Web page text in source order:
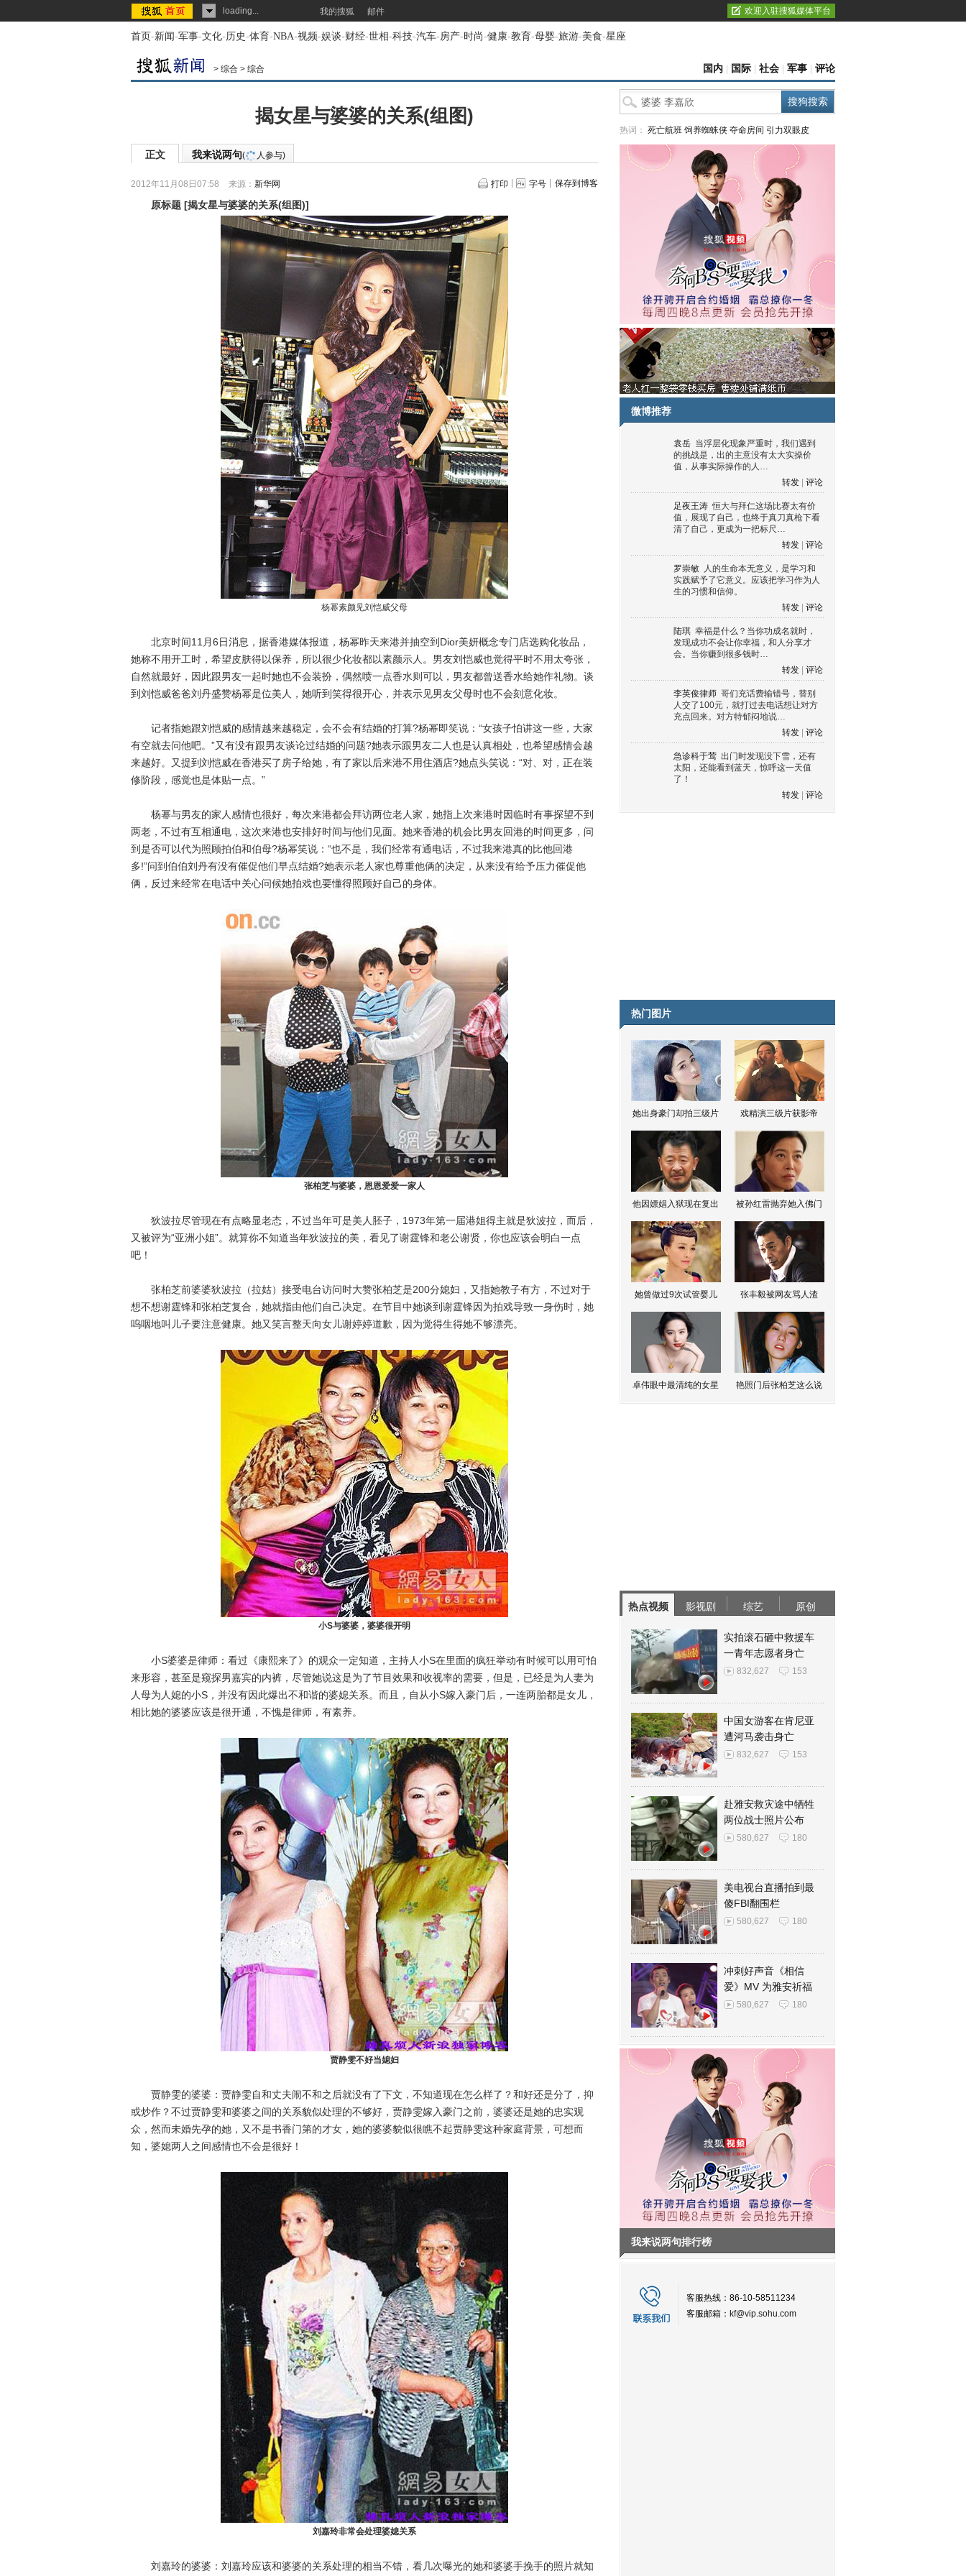
loading... 我的搜狐 邮件 欢迎入驻搜狐媒体平台
首页-新闻-军事-文化-历史-体育-NBA-视频-娱谈-财经-世相-科技-汽车-房产-时尚-健康-教育-母婴-旅游-美食-星座
> 综合 > 综合 国内 国际 社会 军事 评论
揭女星与婆婆的关系(组图)
正文 我来说两句( 人参与)
2012年11月08日07:58 来源： 新华网 打印 字号 保存到博客
原标题 [揭女星与婆婆的关系(组图)]
杨幂素颜见刘恺威父母
北京时间11月6日消息，据香港媒体报道，杨幂昨天来港并抽空到Dior美妍概念专门店选购化妆品，
她称不用开工时，希望皮肤得以保养，所以很少化妆都以素颜示人。男友刘恺威也觉得平时不用太夸张，
自然就最好，因此跟男友一起时她也不会装扮，偶然喷一点香水则可以，男友都曾送香水给她作礼物。谈
到刘恺威爸爸刘丹盛赞杨幂是位美人，她听到笑得很开心，并表示见男友父母时也不会刻意化妆。
记者指她跟刘恺威的感情越来越稳定，会不会有结婚的打算?杨幂即笑说：“女孩子怕讲这一些，大家
有空就去问他吧。”又有没有跟男友谈论过结婚的问题?她表示跟男友二人也是认真相处，也希望感情会越
来越好。又提到刘恺威在香港买了房子给她，有了家以后来港不用住酒店?她点头笑说：“对、对，正在装
修阶段，感觉也是体贴一点。”
杨幂与男友的家人感情也很好，每次来港都会拜访两位老人家，她指上次来港时因临时有事探望不到
两老，不过有互相通电，这次来港也安排好时间与他们见面。她来香港的机会比男友回港的时间更多，问
到是否可以代为照顾拍伯和伯母?杨幂笑说：“也不是，我们经常有通电话，不过我来港真的比他回港
多!”问到伯伯刘丹有没有催促他们早点结婚?她表示老人家也尊重他俩的决定，从来没有给予压力催促他
俩，反过来经常在电话中关心问候她拍戏也要懂得照顾好自己的身体。
张柏芝与婆婆，恩恩爱爱一家人
狄波拉尽管现在有点略显老态，不过当年可是美人胚子，1973年第一届港姐得主就是狄波拉，而后，
又被评为“亚洲小姐”。就算你不知道当年狄波拉的美，看见了谢霆锋和老公谢贤，你也应该会明白一点
吧！
张柏芝前婆婆狄波拉（拉姑）接受电台访问时大赞张柏芝是200分媳妇，又指她教子有方，不过对于
想不想谢霆锋和张柏芝复合，她就指由他们自己决定。在节目中她谈到谢霆锋因为拍戏导致一身伤时，她
呜咽地叫儿子要注意健康。她又笑言整天向女儿谢婷婷道歉，因为觉得生得她不够漂亮。
小S与婆婆，婆婆很开明
小S婆婆是律师：看过《康熙来了》的观众一定知道，主持人小S在里面的疯狂举动有时候可以用可怕
来形容，甚至是窥探男嘉宾的内裤，尽管她说这是为了节目效果和收视率的需要，但是，已经是为人妻为
人母为人媳的小S，并没有因此爆出不和谐的婆媳关系。而且，自从小S嫁入豪门后，一连两胎都是女儿，
相比她的婆婆应该是很开通，不愧是律师，有素养。
贾静雯不好当媳妇
贾静雯的婆婆：贾静雯自和丈夫闹不和之后就没有了下文，不知道现在怎么样了？和好还是分了，抑
或炒作？不过贾静雯和婆婆之间的关系貌似处理的不够好，贾静雯嫁入豪门之前，婆婆还是她的忠实观
众，然而未婚先孕的她，又不是书香门第的才女，她的婆婆貌似很瞧不起贾静雯这种家庭背景，可想而
知，婆媳两人之间感情也不会是很好！
刘嘉玲非常会处理婆媳关系
刘嘉玲的婆婆：刘嘉玲应该和婆婆的关系处理的相当不错，看几次曝光的她和婆婆手挽手的照片就知
热词： 死亡航班 饲养蜘蛛侠 夺命房间 引力双眼皮
微博推荐
袁岳 当浮层化现象严重时，我们遇到
的挑战是，出的主意没有太大实操价
值，从事实际操作的人…
转发
评论
足夜王涛 恒大与拜仁这场比赛太有价
值，展现了自己，也终于真刀真枪下看
清了自己，更成为一把标尺…
转发
评论
罗崇敏 人的生命本无意义，是学习和
实践赋予了它意义。应该把学习作为人
生的习惯和信仰。
转发
评论
陆琪 幸福是什么？当你功成名就时，
发现成功不会让你幸福，和人分享才
会。当你赚到很多钱时…
转发
评论
李英俊律师 哥们充话费输错号，替别
人交了100元，就打过去电话想让对方
充点回来。对方特郁闷地说…
转发
评论
急诊科于莺 出门时发现没下雪，还有
太阳，还能看到蓝天，惊呼这一天值
了！
转发
评论
热门图片
她出身豪门却拍三级片 戏精演三级片获影帝
他因嫖娼入狱现在复出 被孙红雷抛弃她入佛门
她曾做过9次试管婴儿 张丰毅被网友骂人渣
卓伟眼中最清纯的女星 艳照门后张柏芝这么说
热点视频 影视剧 综艺 原创
实拍滚石砸中救援车
一青年志愿者身亡
832,627 153
中国女游客在肯尼亚
遭河马袭击身亡
832,627 153
赴雅安救灾途中牺牲
两位战士照片公布
580,627 180
美电视台直播拍到最
傻FBI翻围栏
580,627 180
冲刺好声音《相信
爱》MV 为雅安祈福
580,627 180
我来说两句排行榜
客服热线：86-10-58511234
客服邮箱： kf@vip.sohu.com